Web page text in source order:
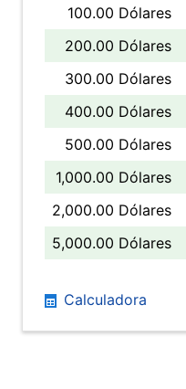
100.00 Dólares
200.00 Dólares
300.00 Dólares
400.00 Dólares
500.00 Dólares
1,000.00 Dólares
2,000.00 Dólares
5,000.00 Dólares
Calculadora